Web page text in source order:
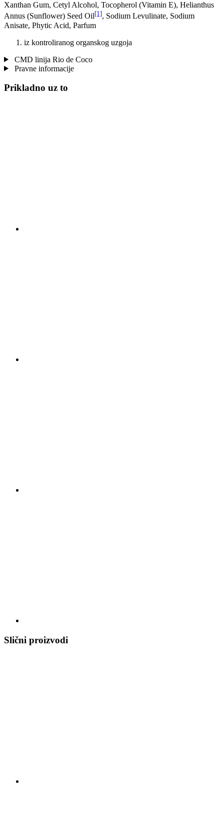
Xanthan Gum, Cetyl Alcohol, Tocopherol (Vitamin E), Helianthus
Annus (Sunflower) Seed Oil[1], Sodium Levulinate, Sodium
Anisate, Phytic Acid, Parfum
iz kontroliranog organskog uzgoja
CMD linija Rio de Coco
Pravne informacije
Prikladno uz to
Slični proizvodi